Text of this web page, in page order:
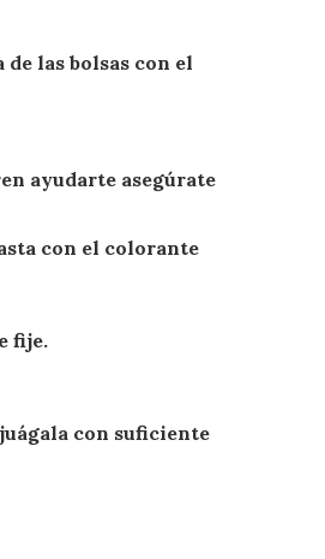
las bolsas con el
ayudarte asegúrate
con el colorante
fije.
con suficiente